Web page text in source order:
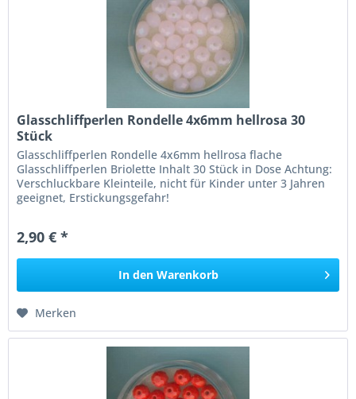
Glasschliffperlen Rondelle 4x6mm hellrosa 30
Stück
Glasschliffperlen Rondelle 4x6mm hellrosa flache
Glasschliffperlen Briolette Inhalt 30 Stück in Dose Achtung:
Verschluckbare Kleinteile, nicht für Kinder unter 3 Jahren
geeignet, Erstickungsgefahr!
2,90 € *
In den Warenkorb
Merken